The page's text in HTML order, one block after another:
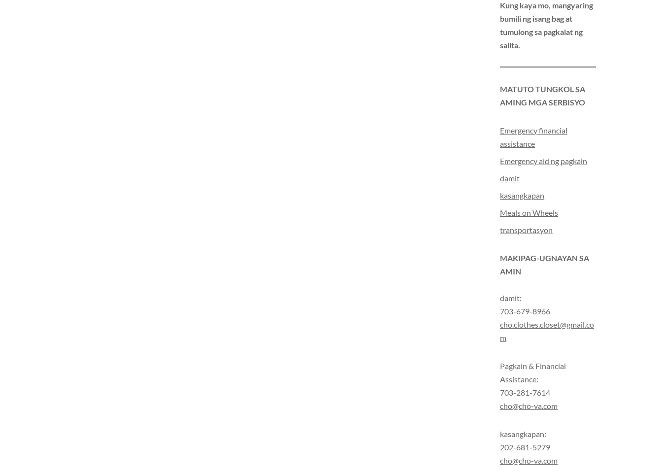
Kung kaya mo, mangyaring
bumili ng isang bag at
tumulong sa pagkalat ng
salita.
MATUTO TUNGKOL SA
AMING MGA SERBISYO
Emergency financial
assistance
Emergency aid ng pagkain
damit
kasangkapan
Meals on Wheels
transportasyon
MAKIPAG-UGNAYAN SA
AMIN
damit:
703-679-8966
cho.clothes.closet@gmail.co
m
Pagkain & Financial
Assistance:
703-281-7614
cho@cho-va.com
kasangkapan:
202-681-5279
cho@cho-va.com